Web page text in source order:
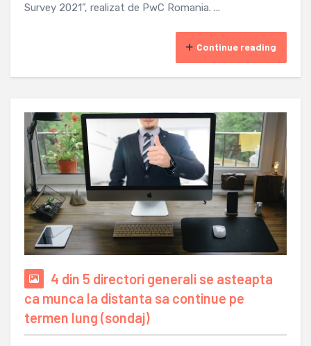
Survey 2021”, realizat de PwC Romania. ...
Continue reading
4 din 5 directori generali se asteapta
ca munca la distanta sa continue pe
termen lung (sondaj)